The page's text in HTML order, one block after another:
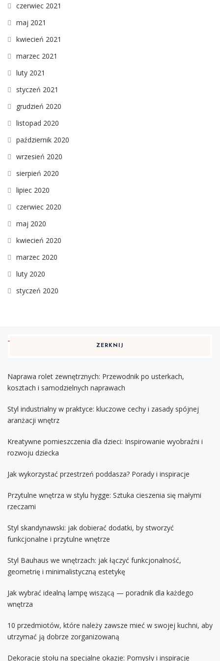
czerwiec 2021
maj 2021
kwiecień 2021
marzec 2021
luty 2021
styczeń 2021
grudzień 2020
listopad 2020
październik 2020
wrzesień 2020
sierpień 2020
lipiec 2020
czerwiec 2020
maj 2020
kwiecień 2020
marzec 2020
luty 2020
styczeń 2020
ZERKNIJ
Naprawa rolet zewnętrznych: Przewodnik po usterkach,
kosztach i samodzielnych naprawach
Styl industrialny w praktyce: kluczowe cechy i zasady spójnej
aranżacji wnętrz
Kreatywne pomieszczenia dla dzieci: Inspirowanie wyobraźni i
rozwoju dziecka
Jak wykorzystać przestrzeń poddasza? Porady i inspiracje
Przytulne wnętrza w stylu hygge: Sztuka cieszenia się małymi
rzeczami
Styl skandynawski: jak dobierać dodatki, by stworzyć
funkcjonalne i przytulne wnętrze
Styl Bauhaus we wnętrzach: jak łączyć funkcjonalność,
geometrię i minimalistyczną estetykę
Jak wybrać idealną lampę wiszącą — poradnik dla każdego
wnętrza
10 przedmiotów, które należy zawsze mieć w swojej kuchni, aby
utrzymać ją dobrze zorganizowaną
Dekoracje stołu na specjalne okazje: Pomysły i inspiracje